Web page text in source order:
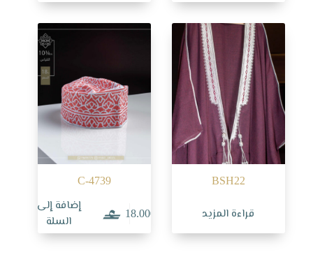
BSH22
قراءة المزيد
C-4739
18.000
إضافة إلى
السلة